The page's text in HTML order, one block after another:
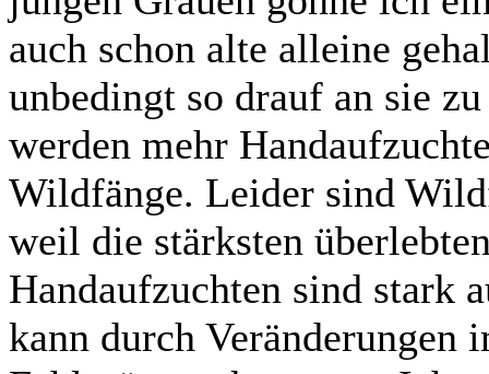
auch schon alte alleine
unbedingt so drauf an sie
werden mehr
Wildfänge. Leider sind
weil die stärksten
Handaufzuchten sind stark
kann durch Veränderungen